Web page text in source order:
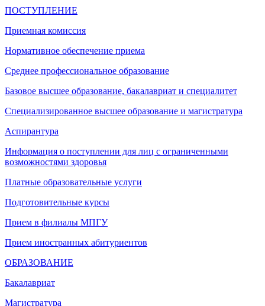
ПОСТУПЛЕНИЕ
Приемная комиссия
Нормативное обеспечение приема
Среднее профессиональное образование
Базовое высшее образование, бакалавриат и специалитет
Специализированное высшее образование и магистратура
Аспирантура
Информация о поступлении для лиц с ограниченными
возможностями здоровья
Платные образовательные услуги
Подготовительные курсы
Прием в филиалы МПГУ
Прием иностранных абитуриентов
ОБРАЗОВАНИЕ
Бакалавриат
Магистратура